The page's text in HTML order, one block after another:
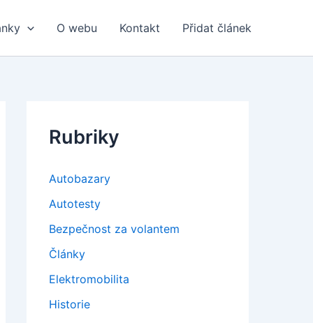
O webu Kontakt Přidat článek
Rubriky
Autobazary
Autotesty
Bezpečnost za volantem
Články
Elektromobilita
Historie